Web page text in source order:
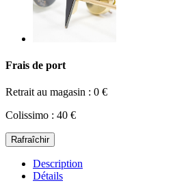
Frais de port
Retrait au magasin : 0 €
Colissimo : 40 €
Description
Détails